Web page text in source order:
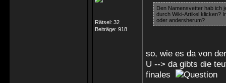
Rätsel: 32
Beiträge: 918
Den Namensvetter hab ich
durch Wiki-Artikel klicken?
oder andersherum?
so, wie es da von
U --> da gibts die
finales